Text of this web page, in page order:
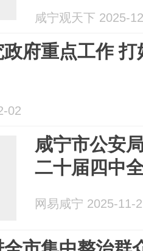
实防线
咸宁观天下 2025-
府重点工作 打
02
咸宁市公安
二十届四中
网易咸宁 2025-11-